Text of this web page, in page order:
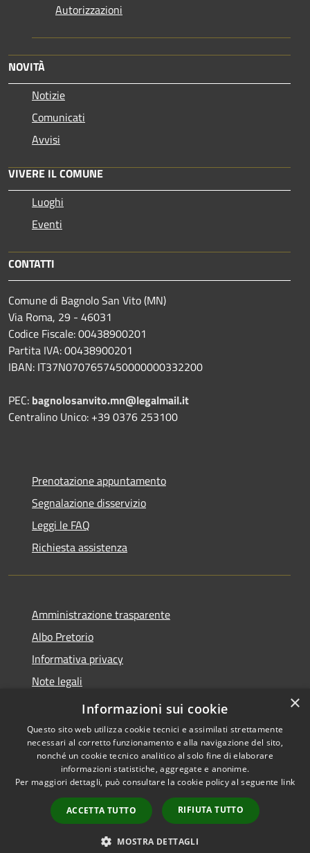
Autorizzazioni
NOVITÀ
Notizie
Comunicati
Avvisi
VIVERE IL COMUNE
Luoghi
Eventi
CONTATTI
Comune di Bagnolo San Vito (MN)
Via Roma, 29 - 46031
Codice Fiscale: 00438900201
Partita IVA: 00438900201
IBAN: IT37N0707657450000000332200
PEC: bagnolosanvito.mn@legalmail.it
Centralino Unico: +39 0376 253100
Prenotazione appuntamento
Segnalazione disservizio
Leggi le FAQ
Richiesta assistenza
Amministrazione trasparente
Albo Pretorio
Informativa privacy
Note legali
Dichiarazione di accessibilità
Accessibilità
Copyright © 2026 • Comune di
Bagnolo San Vito • Powered by
Municipium•
Accesso
redazione
×
Informazioni sui cookie
Questo sito web utilizza cookie tecnici e assimilati strettamente
necessari al corretto funzionamento e alla navigazione del sito,
nonché un cookie tecnico analitico al solo fine di elaborare
informazioni statistiche, aggregate e anonime.
Per maggiori dettagli, può consultare la cookie policy al seguente link
ACCETTA TUTTO RIFIUTA TUTTO
MOSTRA DETTAGLI